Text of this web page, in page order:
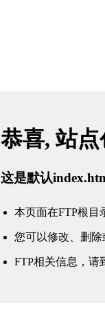
恭喜, 站点
这是默认
本页面在FTP根目
您可以修改、删
FTP相关信息，请